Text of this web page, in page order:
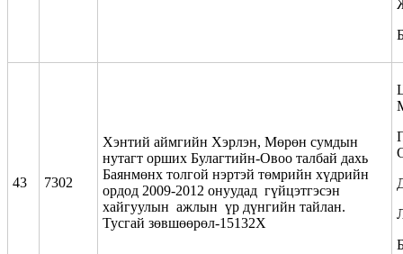
43 7302
Хэнтий аймгийн Хэрлэн, Мөрөн сумдын
нутагт орших Булагтийн-Овоо талбай дахь
Баянмөнх толгой нэртэй төмрийн хүдрийн
ордод 2009-2012 онуудад гүйцэтгэсэн
хайгуулын ажлын үр дүнгийн тайлан.
Тусгай зөвшөөрөл-15132Х